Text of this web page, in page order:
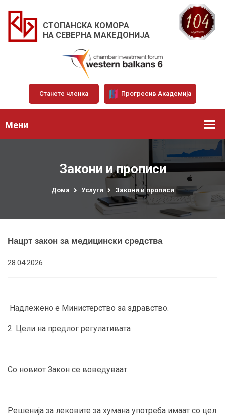
СТОПАНСКА КОМОРА
НА СЕВЕРНА МАКЕДОНИЈА
Станете членка Прогресив Академија
Мени
Закони и прописи
Дома Услуги Закони и прописи
Нацрт закон за медицински средства
28.04.2026
Надлежено е Министерство за здравство.
2. Цели на предлог регулативата
Со новиот Закон се воведуваат:
Решенија за лековите за хумана употреба имаат со цел